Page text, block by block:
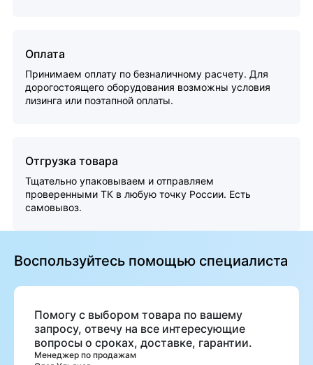
Оплата
Принимаем оплату по безналичному расчету. Для
дорогостоящего оборудования возможны условия
лизинга или поэтапной оплаты.
Отгрузка товара
Тщательно упаковываем и отправляем
проверенными ТК в любую точку России. Есть
самовывоз.
Воспользуйтесь помощью специалиста
Помогу с выбором товара по вашему
запросу, отвечу на все интересующие
вопросы о сроках, доставке, гарантии.
Менеджер по продажам